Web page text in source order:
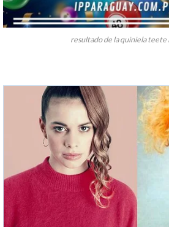
resultado de la quiniela teete